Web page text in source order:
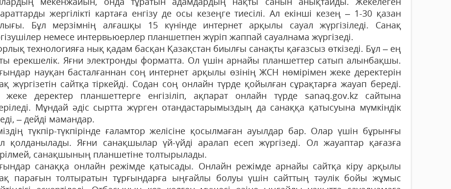
жергілікті картаға енгізу де осы кезеңге тиесілі. Ал екінші кезең – 1-30 қазан
Бұл мерзімнің алғашқы 15 күнінде интернет арқылы сауал жүргізіледі. Санақ
немесе интервьюерлер планшетпен жүріп жаппай сауалнама жүргізеді.
технологияға нық қадам басқан Қазақстан биылғы санақты қағазсыз өткізеді. Бұл – ең
ерекшелік. Яғни электронды форматта. Ол үшін арнайы планшеттер сатып алынбақшы.
науқан басталғаннан соң интернет арқылы өзінің ЖСН нөмірімен жеке деректерін
жүргізетін сайтқа тір­кейді. Содан соң онлайн түрде қойылған сұ­рақтарға жауап береді.
жеке деректер планшеттерге енгізіліп, ақпарат онлайн түрде sanaq.gov.kz сайтына
Мұндай әдіс сыртта жүрген отандастарымыздың да санақ­қа қатысуына мүмкіндік
– дейді ма­мандар.
түкпір-түкпірінде ғаламтор же­лісіне қосылмаған ауылдар бар. Олар үшін бұрынғы
қолданылады. Яғни санақшылар үй-үйді аралап есеп жүргізеді. Ол жауаптар қағазға
санақшының планшетіне толтырылады.
санаққа онлайн режім­де қатысады. Онлайн режімде арнайы сайтқа кіру арқылы
парағын толтыратын тұрғын­дарға ыңғайлы болуы үшін сайттың тәулік бойы жұмыс